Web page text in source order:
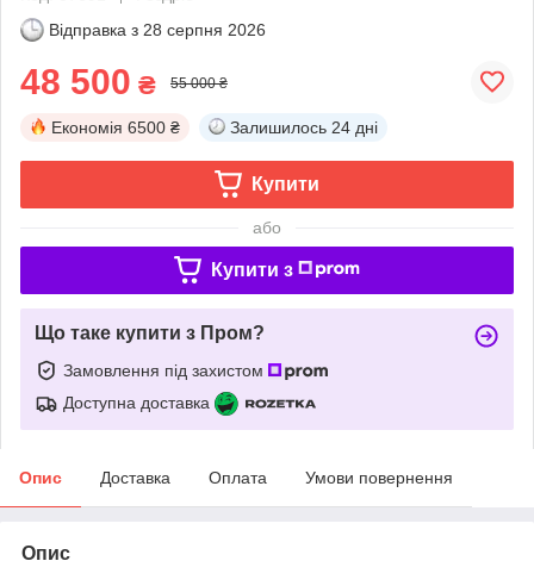
Відправка з 28 серпня 2026
48 500 ₴ 55 000 ₴
Економія 6500 ₴ Залишилось 24 дні
Купити
або
Купити з
Що таке купити з Пром?
Замовлення під захистом
Доступна доставка
Опис Доставка Оплата Умови повернення
Опис